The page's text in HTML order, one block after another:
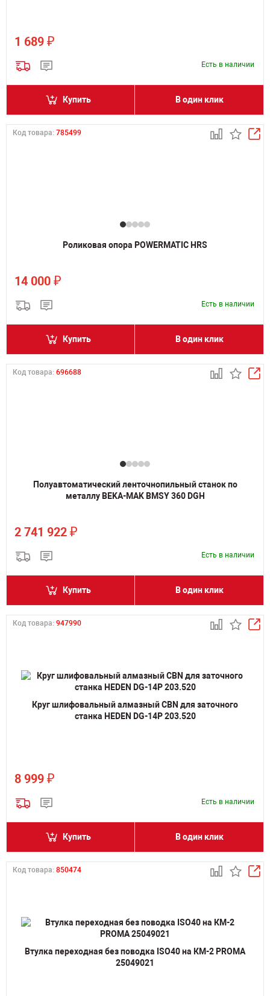
1 689 ₽
Есть в наличии
Купить В один клик
Код товара: 785499
Роликовая опора POWERMATIC HRS
14 000 ₽
Есть в наличии
Купить В один клик
Код товара: 696688
Полуавтоматический ленточнопильный станок по
металлу BEKA-MAK BMSY 360 DGH
2 741 922 ₽
Есть в наличии
Купить В один клик
Код товара: 947990
Круг шлифовальный алмазный CBN для заточного
станка HEDEN DG-14P 203.520
8 999 ₽
Есть в наличии
Купить В один клик
Код товара: 850474
Втулка переходная без поводка ISO40 на КМ-2 PROMA
25049021